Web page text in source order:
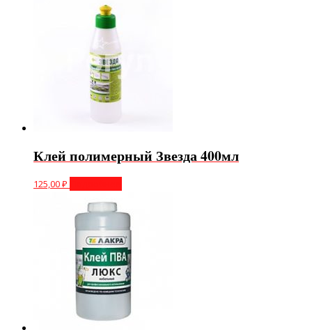
Клей полимерный Звезда 400мл
125,00₽